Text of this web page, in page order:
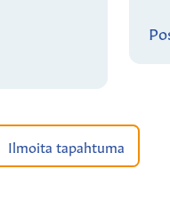
Ilmoita tapahtuma